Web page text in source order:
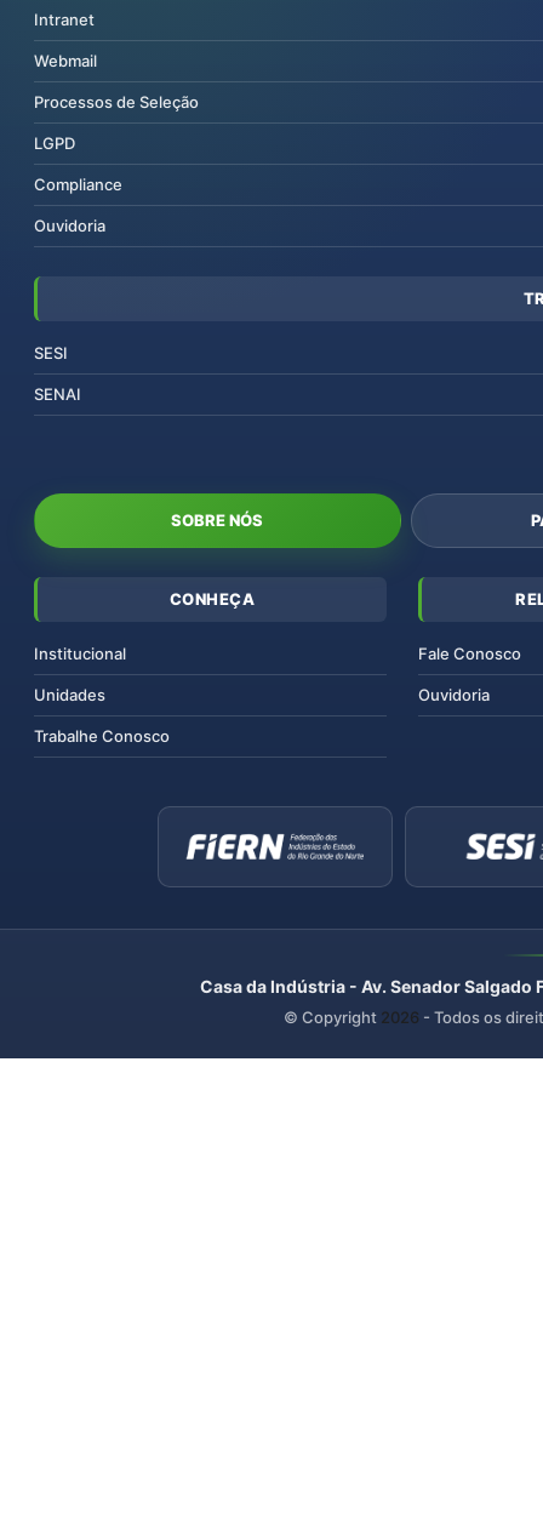
Intranet
Webmail
Processos de Seleção
LGPD
Compliance
Ouvidoria
SESI
SENAI
SOBRE NÓS
CONHEÇA
Institucional
Unidades
Trabalhe Conosco
Fale Conosco
Ouvidoria
Casa da Indústria - Av. Senador
© Copyright 2026 - Todos os